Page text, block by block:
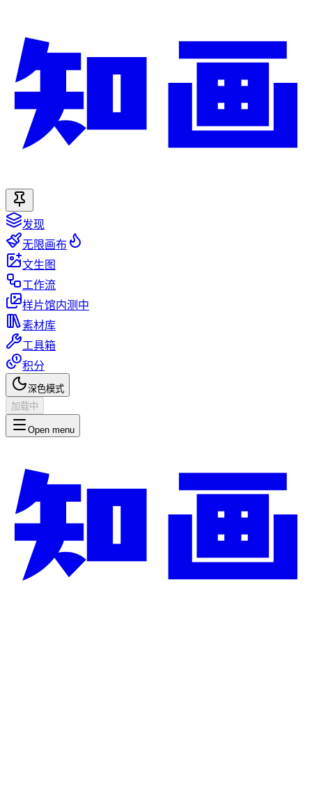
发现
无限画布
文生图
工作流
样片馆内测中
素材库
工具箱
积分
深色模式
加载中
Open menu